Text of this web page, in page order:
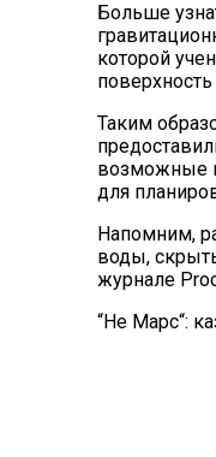
Больше
которой
Таким
возможные
для
Напомним,
воды,
журнале
“Не Марс“: